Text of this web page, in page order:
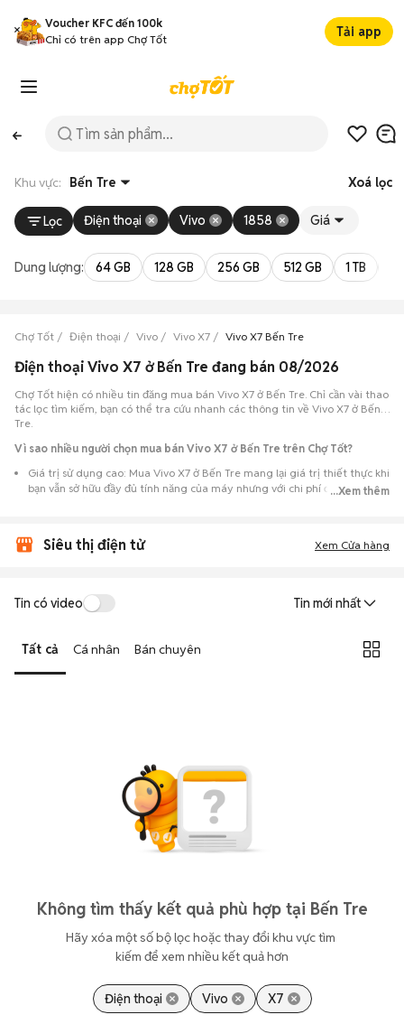
Voucher KFC đến 100k
Chỉ có trên app Chợ Tốt
Tải app
Khu vực: Bến Tre Xoá lọc
Lọc Điện thoại Vivo 1858 Giá
Dung lượng: 64 GB 128 GB 256 GB 512 GB 1 TB
Chợ Tốt Điện thoại Vivo Vivo X7 Vivo X7 Bến Tre
Điện thoại Vivo X7 ở Bến Tre đang bán 08/2026
Chợ Tốt hiện có nhiều tin đăng mua bán Vivo X7 ở Bến Tre. Chỉ cần vài thao
tác lọc tìm kiếm, bạn có thể tra cứu nhanh các thông tin về Vivo X7 ở Bến
Tre.
Vì sao nhiều người chọn mua bán Vivo X7 ở Bến Tre trên Chợ Tốt?
Giá trị sử dụng cao: Mua Vivo X7 ở Bến Tre mang lại giá trị thiết thực khi
bạn vẫn sở hữu đầy đủ tính năng của máy nhưng với chi phí đầu tư thấp
Bến Tre, đáp ứng từ nhu cầu cần máy đẹp keng đến máy chỉ cần hoạt
động ổn định.
thận, test loa, camera, wifi... để đảm bảo máy không có lỗi phát sinh.
hai bên trao đổi giá cả linh hoạt và có thể chốt giao dịch ngay trong
ngày.
...Xem thêm
Siêu thị điện tử Xem Cửa hàng
Tin có video Tin mới nhất
Tất cả Cá nhân Bán chuyên
Không tìm thấy kết quả phù hợp tại Bến Tre
Hãy xóa một số bộ lọc hoặc thay đổi khu vực tìm
kiếm để xem nhiều kết quả hơn
Điện thoại Vivo X7